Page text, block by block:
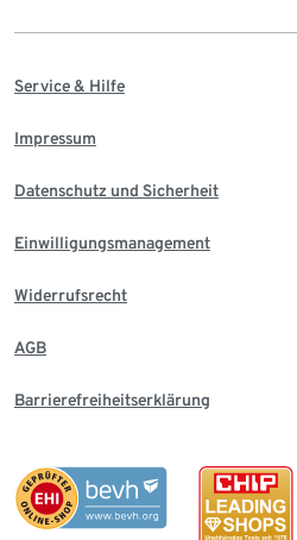
Service & Hilfe
Impressum
Datenschutz und Sicherheit
Einwilligungsmanagement
Widerrufsrecht
AGB
Barrierefreiheitserklärung